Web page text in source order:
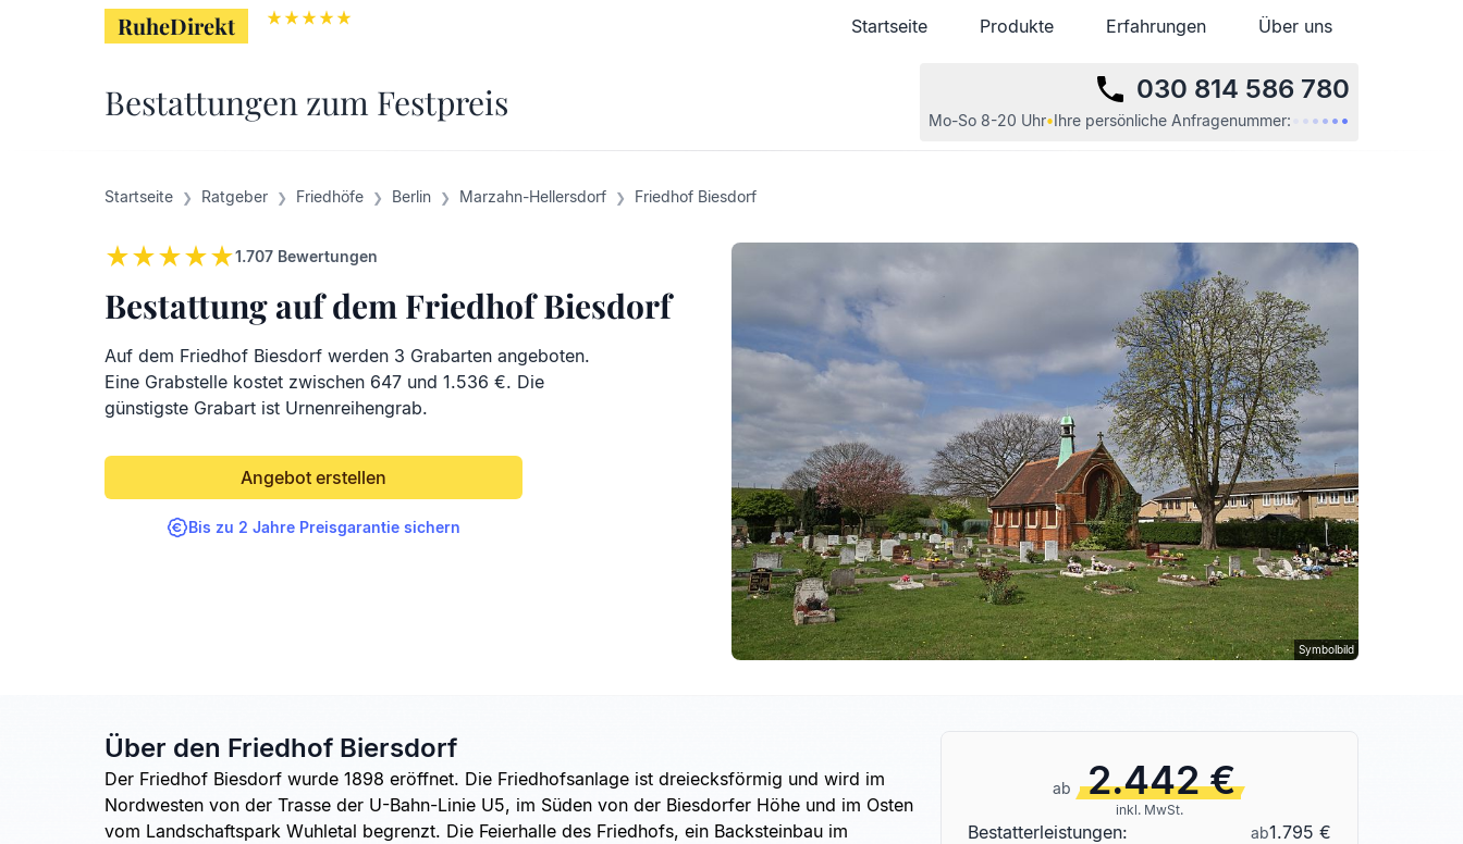
RuheDirekt Startseite Produkte Erfahrungen Über uns
Bestattungen zum Festpreis 030 814 586 780
Mo-So 8-20 Uhr•Ihre persönliche Anfragenummer: • • • • •
RuheDirekt Startseite Produkte Erfahrungen Über uns
Startseite Ratgeber Friedhöfe Berlin Marzahn-Hellersdorf Friedhof Biesdorf
1.707 Bewertungen
Bestattung auf dem Friedhof Biesdorf
Auf dem Friedhof Biesdorf werden 3 Grabarten angeboten.
Eine Grabstelle kostet zwischen 647 und 1.536 €. Die
günstigste Grabart ist Urnenreihengrab.
Angebot erstellen
Bis zu 2 Jahre Preisgarantie sichern
Symbolbild
Über den Friedhof Biersdorf
Der Friedhof Biesdorf wurde 1898 eröffnet. Die Friedhofsanlage ist dreiecksförmig und wird im
Nordwesten von der Trasse der U-Bahn-Linie U5, im Süden von der Biesdorfer Höhe und im Osten
vom Landschaftspark Wuhletal begrenzt. Die Feierhalle des Friedhofs, ein Backsteinbau im
ab 2.442 €
inkl. MwSt.
Bestatterleistungen: ab1.795 €